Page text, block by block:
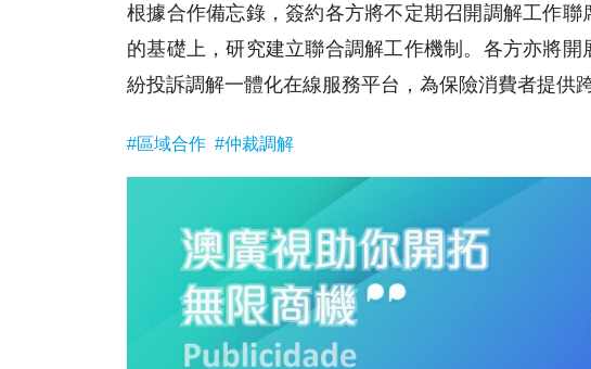
根據合作備忘錄，簽約各方將不定期召開調解工作
的基礎上，研究建立聯合調解工作機制。各方亦將
紛投訴調解一體化在線服務平台，為保險消費者提供
#區域合作 #仲裁調解